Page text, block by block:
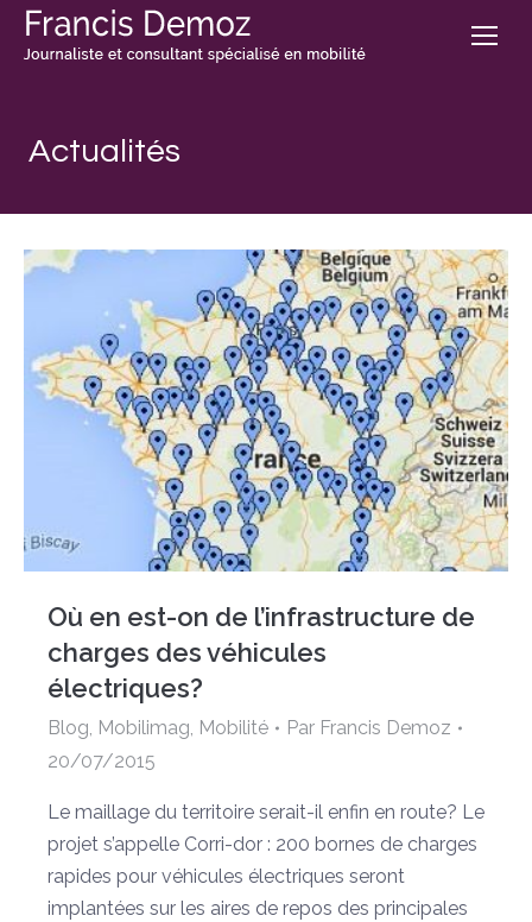
Où en est-on de l’infrastructure de
charges des véhicules
électriques?
Blog, Mobilimag, Mobilité Par Francis Demoz
20/07/2015
Le maillage du territoire serait-il enfin en route? Le
projet s’appelle Corri-dor : 200 bornes de charges
rapides pour véhicules électriques seront
implantées sur les aires de repos des principales